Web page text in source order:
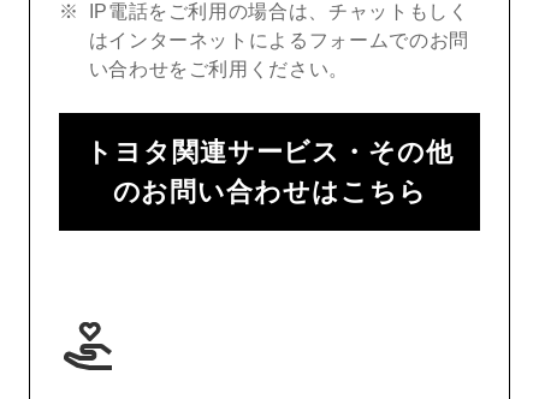
IP電話をご利用の場合は、チャットもしく
はインターネットによるフォームでのお問
い合わせをご利用ください。
トヨタ関連サービス・その他
のお問い合わせはこちら